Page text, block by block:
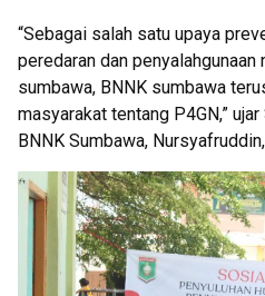
“Sebagai salah satu upaya
peredaran dan
sumbawa, BNNK sumbawa
masyarakat tentang P4GN,”
BNNK Sumbawa,